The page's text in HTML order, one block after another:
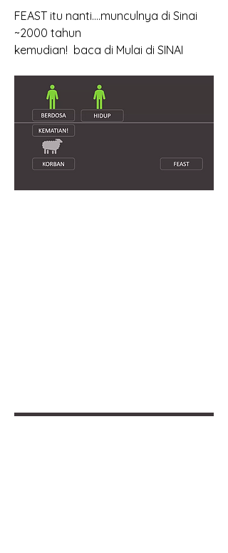
FEAST itu nanti....munculnya di Sinai
~2000 tahun
kemudian!  baca di Mulai di SINAI